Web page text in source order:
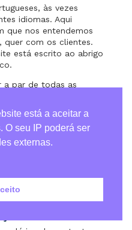
às vezes
idiomas. Aqui
que nos entendemos
quer com os clientes.
está escrito ao abrigo
a par de todas as
clássico nunca faz
está a aceitar a
O seu IP poderá ser
externas.